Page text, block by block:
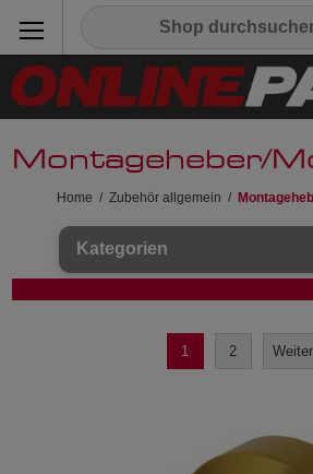
Montageheber/
Home / Zubehör allgemein /
Kategorien
1 2 Weiter